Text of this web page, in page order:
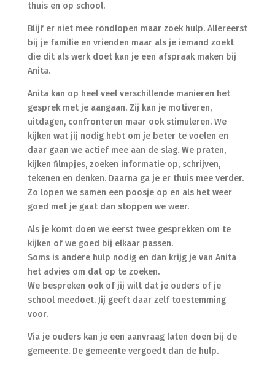
thuis en op school.
Blijf er niet mee rondlopen maar zoek hulp. Allereerst
bij je familie en vrienden maar als je iemand zoekt
die dit als werk doet kan je een afspraak maken bij
Anita.
Anita kan op heel veel verschillende manieren het
gesprek met je aangaan. Zij kan je motiveren,
uitdagen, confronteren maar ook stimuleren. We
kijken wat jij nodig hebt om je beter te voelen en
daar gaan we actief mee aan de slag. We praten,
kijken filmpjes, zoeken informatie op, schrijven,
tekenen en denken. Daarna ga je er thuis mee verder.
Zo lopen we samen een poosje op en als het weer
goed met je gaat dan stoppen we weer.
Als je komt doen we eerst twee gesprekken om te
kijken of we goed bij elkaar passen.
Soms is andere hulp nodig en dan krijg je van Anita
het advies om dat op te zoeken.
We bespreken ook of jij wilt dat je ouders of je
school meedoet. Jij geeft daar zelf toestemming
voor.
Via je ouders kan je een aanvraag laten doen bij de
gemeente. De gemeente vergoedt dan de hulp.